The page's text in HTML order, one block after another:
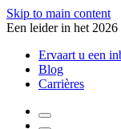
Skip to main content
Een leider in het
Ervaart u een
Blog
Carrières